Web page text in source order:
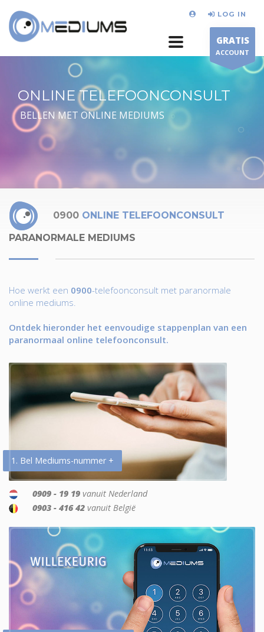
LOG IN
GRATIS
ACCOUNT
ONLINE TELEFOONCONSULT
BELLEN MET ONLINE MEDIUMS
0900 ONLINE TELEFOONCONSULT
PARANORMALE MEDIUMS
Hoe werkt een 0900-telefoonconsult met paranormale
online mediums.
Ontdek hieronder het eenvoudige stappenplan van een
paranormaal online telefoonconsult.
1. Bel Mediums-nummer +
0909 - 19 19 vanuit Nederland
0903 - 416 42 vanuit België